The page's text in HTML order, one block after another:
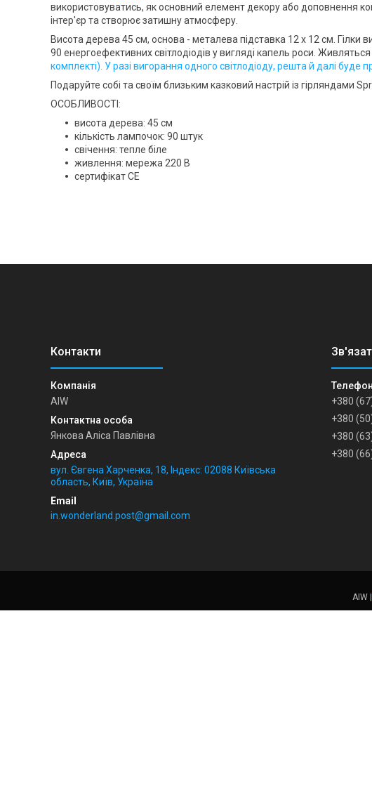
використовуватись, як основний елемент декору або доповнення
інтер'єр та створює затишну атмосферу.
Висота дерева 45 см, основа - металева підставка 12 x 12 см . Гілки
90 енергоефективних світлодіодів у вигляді капель роси.
комплекті). У разі вигорання одного світлодіоду, решта й далі буде
Подаруйте собі та своїм близьким казковий настрій із гірляндами
ОСОБЛИВОСТІ:
висота дерева: 45 см
кількість лампочок: 90 штук
свічення: тепле біле
живлення: мережа 220 В
сертифікат CE
AIW
Янкова Аліса Павлівна
вул. Євгена Харченка, 18, Індекс: 02088 Київська
область, Київ, Україна
in.wonderland.post@gmail.com
+380
+380
+380
+380
AIW |